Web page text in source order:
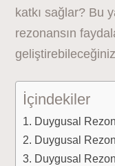
katkı sağlar? Bu
rezonansın
İçindekiler
Duygusal
Duygusal
Duygusal